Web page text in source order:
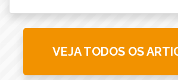
VEJA TODOS OS